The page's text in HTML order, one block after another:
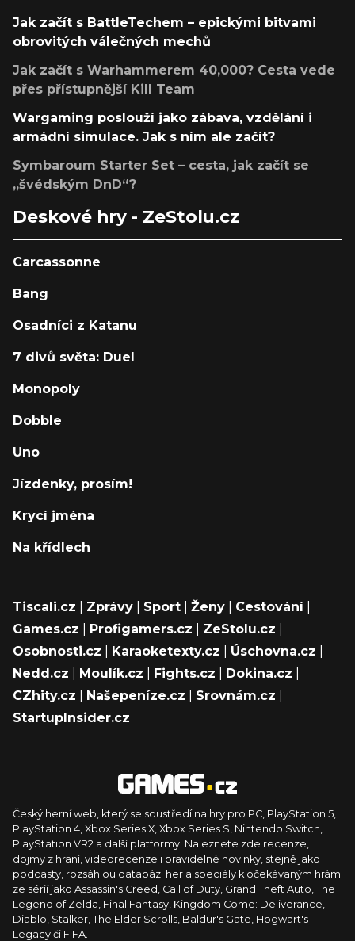
Jak začít s BattleTechem – epickými bitvami
obrovitých válečných mechů
Jak začít s Warhammerem 40,000? Cesta vede
přes přístupnější Kill Team
Wargaming poslouží jako zábava, vzdělání i
armádní simulace. Jak s ním ale začít?
Symbaroum Starter Set – cesta, jak začít se
„švédským DnD“?
Deskové hry - ZeStolu.cz
Carcassonne
Bang
Osadníci z Katanu
7 divů světa: Duel
Monopoly
Dobble
Uno
Jízdenky, prosím!
Krycí jména
Na křídlech
Tiscali.cz Zprávy Sport Ženy Cestování|
Games.cz
Profigamers.cz ZeStolu.cz
Osobnosti.cz
Karaoketexty.cz Úschovna.cz
Nedd.cz
Moulík.cz Fights.cz Dokina.cz
CZhity.cz
Našepeníze.cz Srovnám.cz
StartupInsider.cz
Český herní web, který se soustředí na hry pro PC, PlayStation 5,
PlayStation 4, Xbox Series X, Xbox Series S, Nintendo Switch,
PlayStation VR2 a další platformy. Naleznete zde recenze,
dojmy z hraní, videorecenze i pravidelné novinky, stejně jako
podcasty, rozsáhlou databázi her a speciály k očekávaným hrám
ze sérií jako Assassin's Creed, Call of Duty, Grand Theft Auto, The
Legend of Zelda, Final Fantasy, Kingdom Come: Deliverance,
Diablo, Stalker, The Elder Scrolls, Baldur's Gate, Hogwart's
Legacy či FIFA.